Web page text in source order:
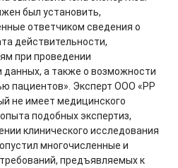
был установить,
ответчиком сведения о
действительности,
при проведении
данных, а также о возможности
пациентов». Эксперт ООО «РР
не имеет медицинского
подобных экспертиз,
клинического исследования
многочисленные и
предъявляемых к